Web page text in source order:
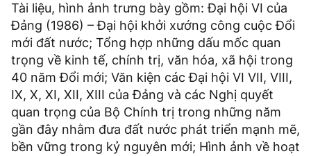
Tài liệu, hình ảnh trưng bày gồm: Đại hội VI của
Đảng (1986) – Đại hội khởi xướng công cuộc Đổi
mới đất nước; Tổng hợp những dấu mốc quan
trọng về kinh tế, chính trị, văn hóa, xã hội trong
40 năm Đổi mới; Văn kiện các Đại hội VI VII, VIII,
IX, X, XI, XII, XIII của Đảng và các Nghị quyết
quan trọng của Bộ Chính trị trong những năm
gần đây nhằm đưa đất nước phát triển mạnh mẽ,
bền vững trong kỷ nguyên mới; Hình ảnh về hoạt